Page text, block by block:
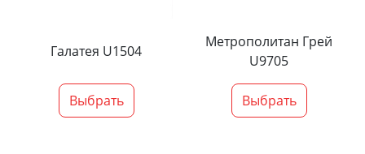
Галатея U1504
Выбрать
Метрополитан Грей
U9705
Выбрать